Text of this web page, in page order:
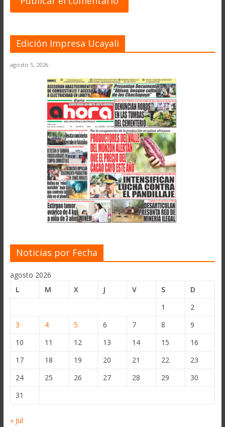
Edición Impresa Ucayali
agosto 5, 2026
Noticias por Fecha
agosto 2026
L
M X J V S
D
1
2
3
4 5 6 7 8
9
10
11 12 13 14 15
16
17
18 19 20 21 22
23
24
25 26 27 28 29
30
31
« Jul